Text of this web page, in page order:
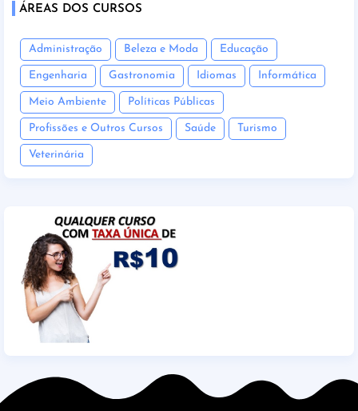
ÁREAS DOS CURSOS
Administração Beleza e Moda Educação
Engenharia Gastronomia Idiomas Informática
Meio Ambiente Políticas Públicas
Profissões e Outros Cursos Saúde Turismo
Veterinária